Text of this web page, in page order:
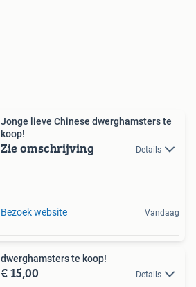
Jonge lieve Chinese dwerghamsters te
koop!
Zie omschrijving Details
Bezoek website Vandaag
dwerghamsters te koop!
€ 15,00 Details